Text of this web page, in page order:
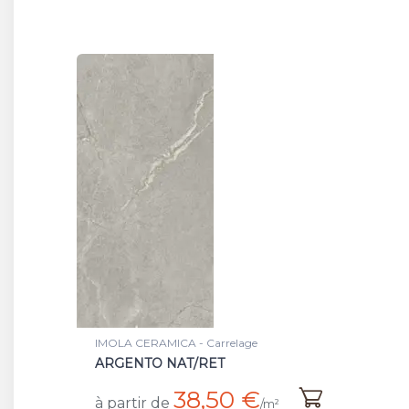
IMOLA CERAMICA - Carrelage
ARGENTO NAT/RET
à partir de 38,50 €/m²